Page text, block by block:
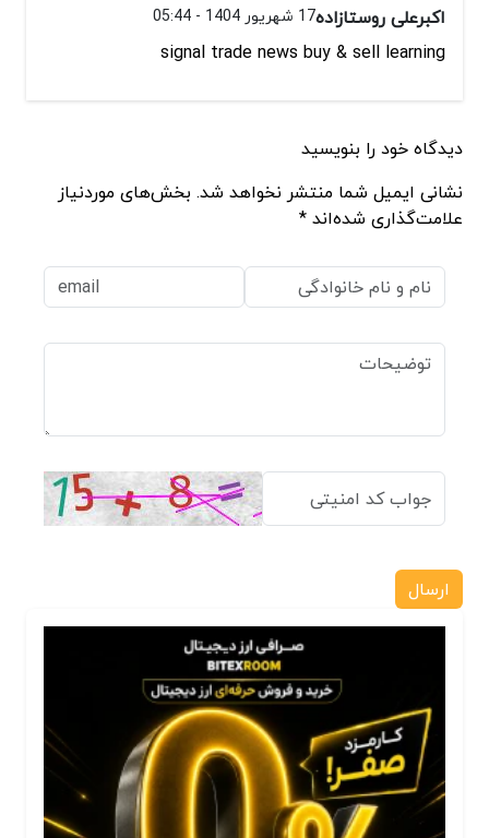
اکبرعلی روستازاده17 شهریور 1404 - 05:44
signal trade news buy & sell learning
دیدگاه خود را بنویسید
نشانی ایمیل شما منتشر نخواهد شد. بخش‌های موردنیاز
علامت‌گذاری شده‌اند *
ارسال